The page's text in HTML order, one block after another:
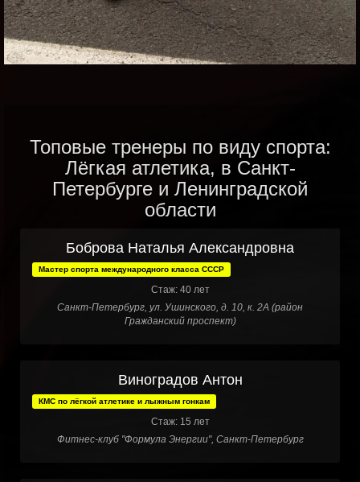
Топовые тренеры по виду спорта:
Лёгкая атлетика, в Санкт-
Петербурге и Ленинградской
области
Боброва Наталья Александровна
Мастер спорта международного класса СССР
Стаж: 40 лет
Санкт-Петербург, ул. Ушинского, д. 10, к. 2А (район
Гражданский проспект)
Виноградов Антон
КМС по лёгкой атлетике и лыжным гонкам
Стаж: 15 лет
Фитнес-клуб "Формула Энергии", Санкт-Петербург